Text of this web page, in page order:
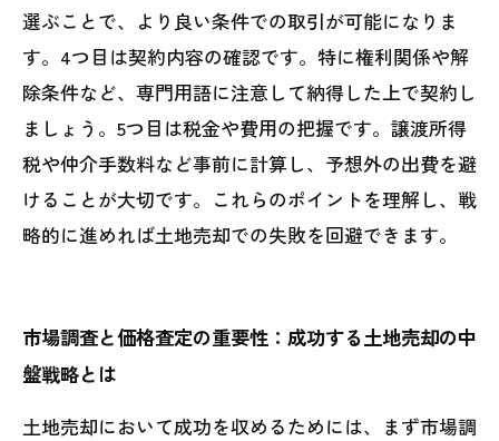
選ぶことで、より良い条件での取引が可能になりま
す。4つ目は契約内容の確認です。特に権利関係や解
除条件など、専門用語に注意して納得した上で契約し
ましょう。5つ目は税金や費用の把握です。譲渡所得
税や仲介手数料など事前に計算し、予想外の出費を避
けることが大切です。これらのポイントを理解し、戦
略的に進めれば土地売却での失敗を回避できます。
市場調査と価格査定の重要性：成功する土地売却の中
盤戦略とは
土地売却において成功を収めるためには、まず市場調